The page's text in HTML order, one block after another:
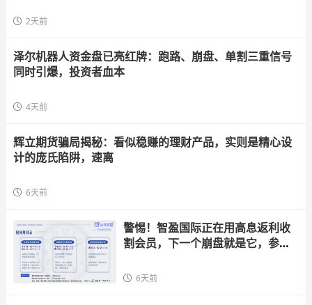
2天前
泽尔机器人资金盘已亮红牌：跑路、崩盘、单割三重信号
同时引爆，投资者血本
4天前
辉立期货骗局揭秘：看似稳赚的理财产品，实则是精心设
计的庞氏陷阱，速离
6天前
警惕！智盈国际正在用高息返利收
割会员，下一个崩盘就是它，参与
6天前